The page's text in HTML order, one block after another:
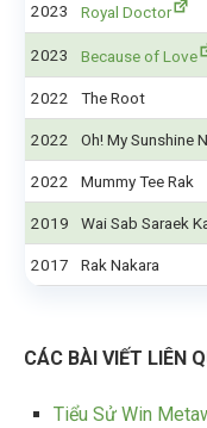
2023 Royal Doctor
2023 Because of Love
2022 The Root
2022 Oh! My Sunshine
2022 Mummy Tee Rak
2019 Wai Sab Saraek
2017 Rak Nakara
CÁC BÀI VIẾT LIÊN
Tiểu Sử Win